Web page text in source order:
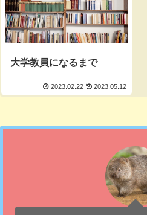
大学教員になるまで
2023.02.22 2023.05.12